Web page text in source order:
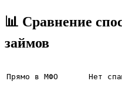
📊 Сравнение
займов
Прямо в МФО Нет